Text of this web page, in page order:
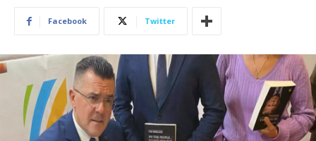
Facebook Twitter